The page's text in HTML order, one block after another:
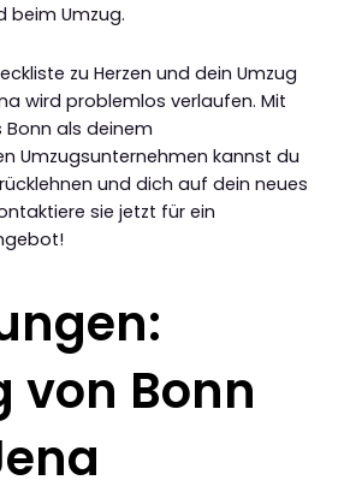
beim Umzug.
zu Herzen und dein Umzug
wird problemlos verlaufen. Mit
Bonn als deinem
Umzugsunternehmen kannst du
und dich auf dein neues
sie jetzt für ein
von Bonn